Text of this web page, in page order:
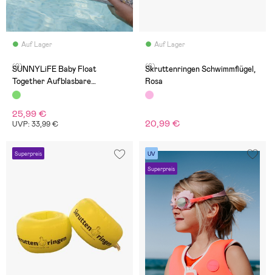
Auf Lager
(0)
SUNNYLiFE Baby Float
Together Aufblasbare
Luftmatratze, Into the Garden
25,99 €
UVP: 33,99 €
Auf Lager
(6)
Skruttenringen Schwimmflügel,
Rosa
20,99 €
Superpreis UV
Superpreis